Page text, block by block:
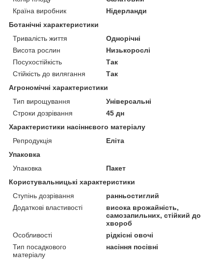
Країна виробник
Нідерланди
Ботанічні характеристики
Тривалість життя
Однорічні
Висота рослин
Низькорослі
Посухостійкість
Так
Стійкість до вилягання
Так
Агрономічні характеристики
Тип вирощування
Універсальні
Строки дозрівання
45 дн
Характеристики насіннєвого матеріалу
Репродукція
Еліта
Упаковка
Упаковка
Пакет
Користувальницькі характеристики
Ступінь дозрівання
ранньостиглий
Додаткові властивості
висока врожайність,
самозапильних, стійкий до
хвороб
Особливості
рідкісні овочі
Тип посадкового
матеріалу
насіння посівні